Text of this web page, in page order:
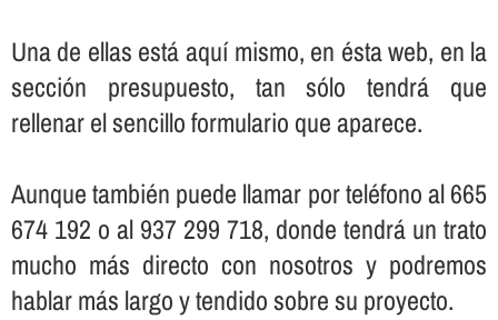
Una de ellas está aquí­ mismo, en ésta web, en la
sección presupuesto, tan sólo tendrá que
rellenar el sencillo formulario que aparece.
Aunque también puede llamar por teléfono al 665
674 192 o al 937 299 718, donde tendrá un trato
mucho más directo con nosotros y podremos
hablar más largo y tendido sobre su proyecto.